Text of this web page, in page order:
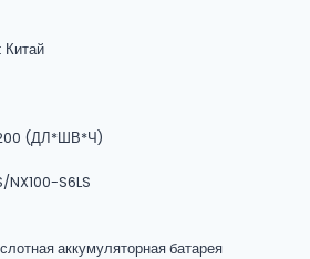
Китай
(ДЛ*ШВ*Ч)
NX100-S6LS
аккумуляторная батарея